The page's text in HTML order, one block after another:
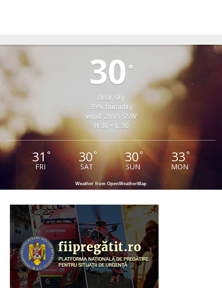
30 °
clear sky
39% humidity
wind: 2m/s SSW
H 30 • L 30
31 °
FRI
30°
SAT
30°
SUN
33°
MON
Weather from OpenWeatherMap